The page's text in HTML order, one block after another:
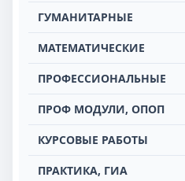
ГУМАНИТАРНЫЕ
МАТЕМАТИЧЕСКИЕ
ПРОФЕССИОНАЛЬНЫЕ
ПРОФ МОДУЛИ, ОПОП
КУРСОВЫЕ РАБОТЫ
ПРАКТИКА, ГИА